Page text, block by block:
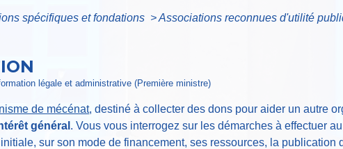
spécifiques et fondations > Associations reconnues d'utilité
légale et administrative (Première ministre)
de mécénat, destiné à collecter des dons pour aider un autre
général . Vous vous interrogez sur les démarches à effectuer
sur son mode de financement, ses ressources, la publication